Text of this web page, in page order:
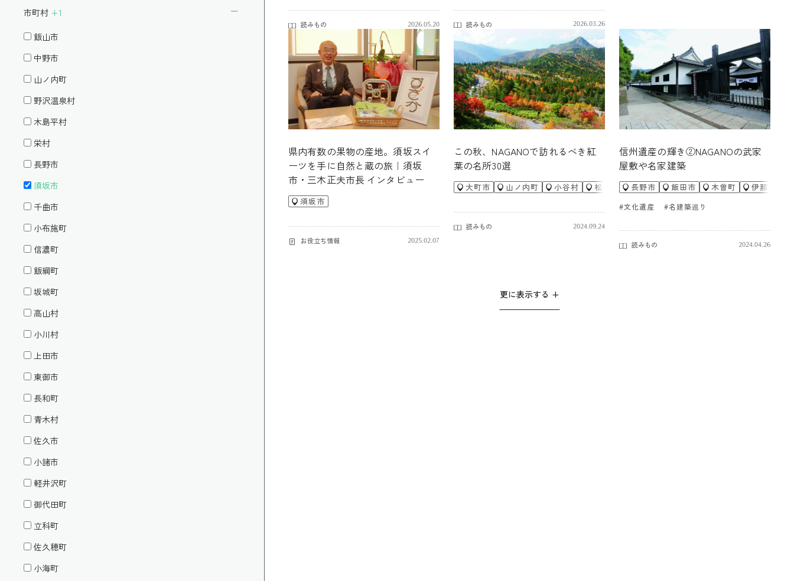
市町村 +1
飯山市
中野市
山ノ内町
野沢温泉村
木島平村
栄村
長野市
須坂市
千曲市
小布施町
信濃町
飯綱町
坂城町
高山村
小川村
上田市
東御市
長和町
青木村
佐久市
小諸市
軽井沢町
御代田町
立科町
佐久穂町
小海町
読みもの 2026.05.20 読みもの 2026.03.26
県内有数の果物の産地。須坂スイ
ーツを手に自然と蔵の旅｜須坂
市・三木正夫市長 インタビュー
須坂市
お役立ち情報 2025.02.07
この秋、NAGANOで訪れるべき紅
葉の名所30選
大町市 山ノ内町 小谷村 松本市 駒ヶ根市 白馬村 御代田町
読みもの 2024.09.24
信州遺産の輝き②NAGANOの武家
屋敷や名家建築
長野市 飯田市 木曽町 伊那市
#文化遺産 #名建築巡り
読みもの 2024.04.26
更に表示する +